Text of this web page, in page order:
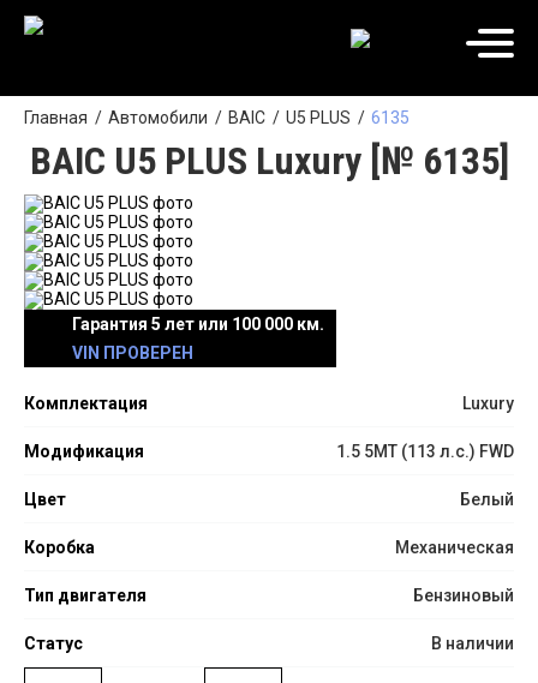
Главная Автомобили BAIC U5 PLUS 6135
BAIC U5 PLUS Luxury [№ 6135]
Гарантия 5 лет или 100 000 км.
VIN ПРОВЕРЕН
Комплектация Luxury
Модификация 1.5 5MT (113 л.с.) FWD
Цвет Белый
Коробка Механическая
Тип двигателя Бензиновый
Статус В наличии